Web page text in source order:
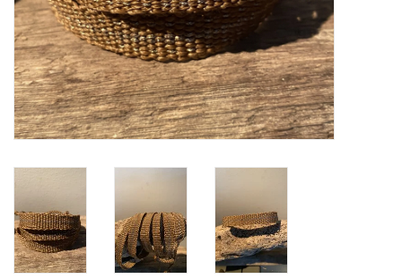
OVER MIEQ
MIEQ's sjaaltjes
Armbanden MIEQ